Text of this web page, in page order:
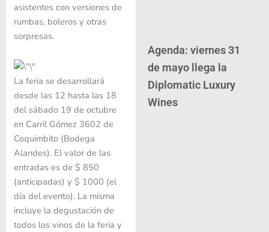
asistentes con versiones de
rumbas, boleros y otras
sorpresas.
La feria se desarrollará
desde las 12 hasta las 18
del sábado 19 de octubre
en Carril Gómez 3602 de
Coquimbito (Bodega
Alandes). El valor de las
entradas es de $ 850
(anticipadas) y $ 1000 (el
día del evento). La misma
incluye la degustación de
todos los vinos de la feria y
Agenda: viernes 31
de mayo llega la
Diplomatic Luxury
Wines